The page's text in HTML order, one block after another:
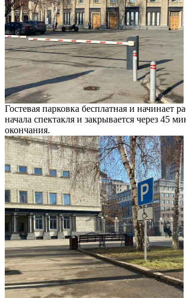
Гостевая парковка бесплатная и начинает
начала спектакля и закрывается через 45
окончания.